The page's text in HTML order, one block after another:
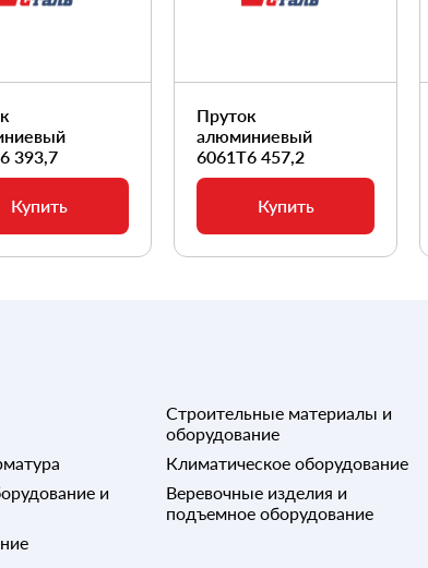
393,7
Купить
Пруток
алюминиевый
6061Т6 457,2
Купить
Строительные материалы и
оборудование
Климатическое оборудование
и
Веревочные изделия и
подъемное оборудование